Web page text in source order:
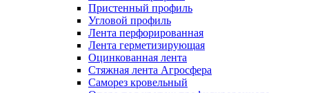
Пристенный профиль
Угловой профиль
Лента перфорированная
Лента герметизирующая
Оцинкованная лента
Стяжная лента Агросфера
Саморез кровельный